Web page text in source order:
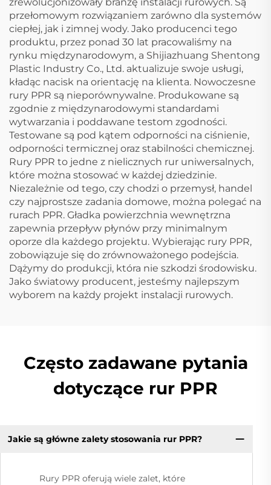
przełomowym rozwiązaniem zarówno dla systemów
ciepłej, jak i zimnej wody. Jako producenci tego
produktu, przez ponad 30 lat pracowaliśmy na
rynku międzynarodowym, a Shijiazhuang Shentong
Plastic Industry Co., Ltd. aktualizuje swoje usługi,
kładąc nacisk na orientację na klienta. Nowoczesne
rury PPR są nieporównywalne. Produkowane są
zgodnie z międzynarodowymi standardami
wytwarzania i poddawane testom zgodności.
Testowane są pod kątem odporności na ciśnienie,
odporności termicznej oraz stabilności chemicznej.
Rury PPR to jedne z nielicznych rur uniwersalnych,
które można stosować w każdej dziedzinie.
Niezależnie od tego, czy chodzi o przemysł, handel
czy najprostsze zadania domowe, można polegać na
rurach PPR. Gładka powierzchnia wewnętrzna
zapewnia przepływ płynów przy minimalnym
oporze dla każdego projektu. Wybierając rury PPR,
zobowiązuje się do zrównoważonego podejścia.
Dążymy do produkcji, która nie szkodzi środowisku.
Jako światowy producent, jesteśmy najlepszym
wyborem na każdy projekt instalacji rurowych.
Często zadawane pytania
dotyczące rur PPR
Jakie są główne zalety stosowania rur PPR?
Rury PPR oferują wiele zalet, które